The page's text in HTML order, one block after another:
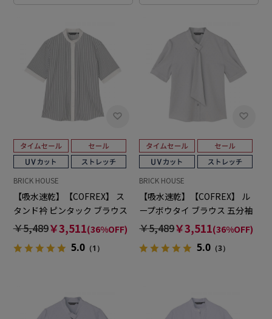
BRICK HOUSE
【吸水速乾】【COFREX】 ス
タンド衿 ピンタック ブラウス
五分袖 レディースデザインシ
￥5,489￥3,511(36%OFF)
5.0（1）
BRICK HOUSE
【吸水速乾】【COFREX】 ル
ープボウタイ ブラウス 五分袖
レディースデザインシャツ
￥5,489￥3,511(36%OFF)
5.0 （3）